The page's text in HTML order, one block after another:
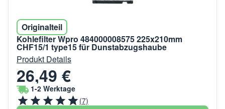
Originalteil
Kohlefilter Wpro 484000008575 225x210mm
CHF15/1 type15 für Dunstabzugshaube
Produkt Details
26,49 €
1-2 Werktage
(7)